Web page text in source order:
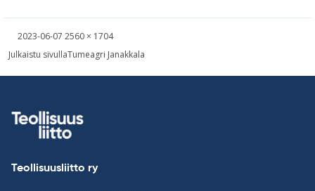
Kirjoitettu
2023-06-07 Täysikokoinen
2560 × 1704
Nawigacja
Julkaistu sivullaTumeagri Janakkala
Teollisuusliitto ry